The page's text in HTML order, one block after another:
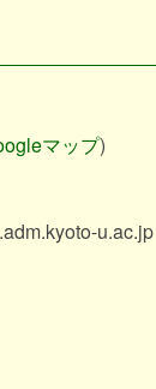
マップ)
u.ac.jp